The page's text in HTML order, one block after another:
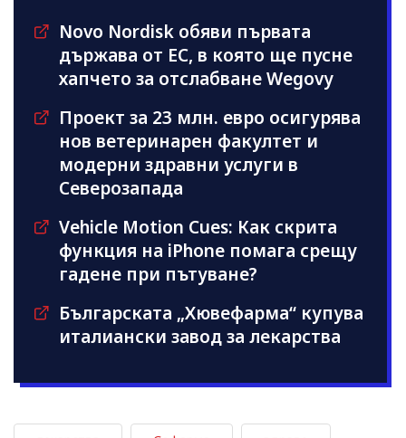
Novo Nordisk обяви първата
държава от ЕС, в която ще пусне
хапчето за отслабване Wegovy
Проект за 23 млн. евро осигурява
нов ветеринарен факултет и
модерни здравни услуги в
Северозапада
Vehicle Motion Cues: Как скрита
функция на iPhone помага срещу
гадене при пътуване?
Българската „Хювефарма“ купува
италиански завод за лекарства